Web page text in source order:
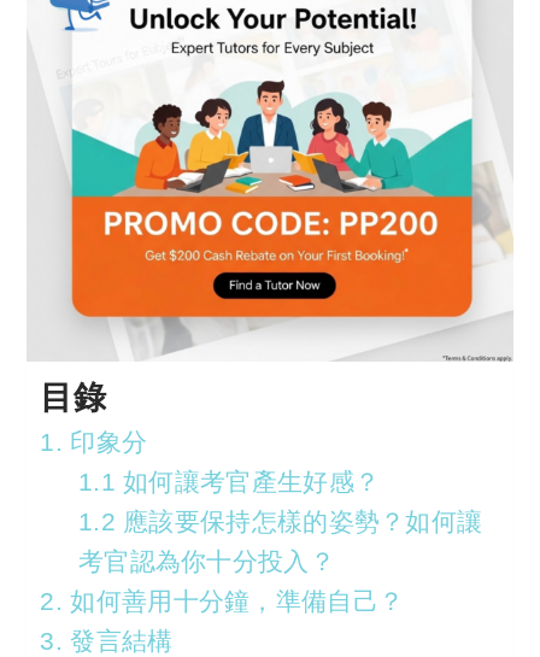
目錄
1. 印象分
1.1 如何讓考官產生好感？
1.2 應該要保持怎樣的姿勢？如何讓
考官認為你十分投入？
2. 如何善用十分鐘，準備自己？
3. 發言結構